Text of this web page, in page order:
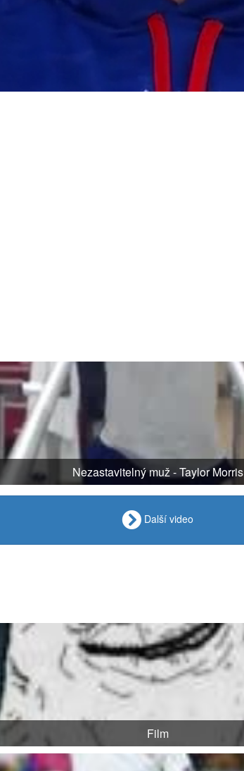
Nezastavitelný muž - Taylor Morris
Další video
Film